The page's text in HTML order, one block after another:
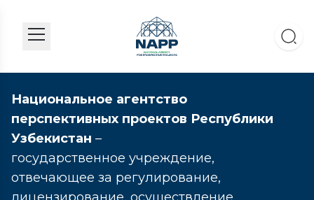
Национальное агентство
перспективных проектов Республики
Узбекистан –
государственное учреждение,
отвечающее за регулирование,